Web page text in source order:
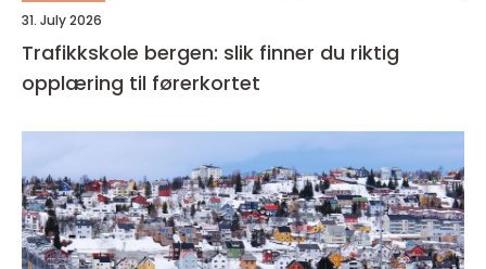
31. July 2026
Trafikkskole bergen: slik finner du riktig
opplæring til førerkortet